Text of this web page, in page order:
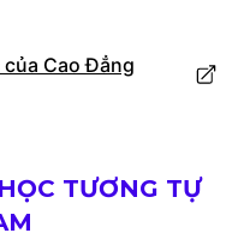
Cao Đẳng
TƯƠNG TỰ